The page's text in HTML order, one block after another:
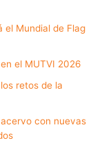
el Mundial de Flag
el MUTVI 2026
retos de la
con nuevas